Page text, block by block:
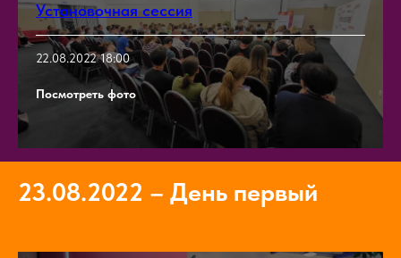
Установочная сессия
22.08.2022 18:00
Посмотреть фото
23.08.2022 – День первый